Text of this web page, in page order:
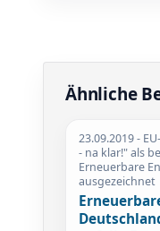
Ähnliche
23.09.2019-
- na klar!" als
Erneuerbare
ausgezeichnet